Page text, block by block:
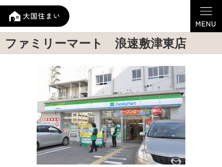
ファミリーマート 浪速敷津東店